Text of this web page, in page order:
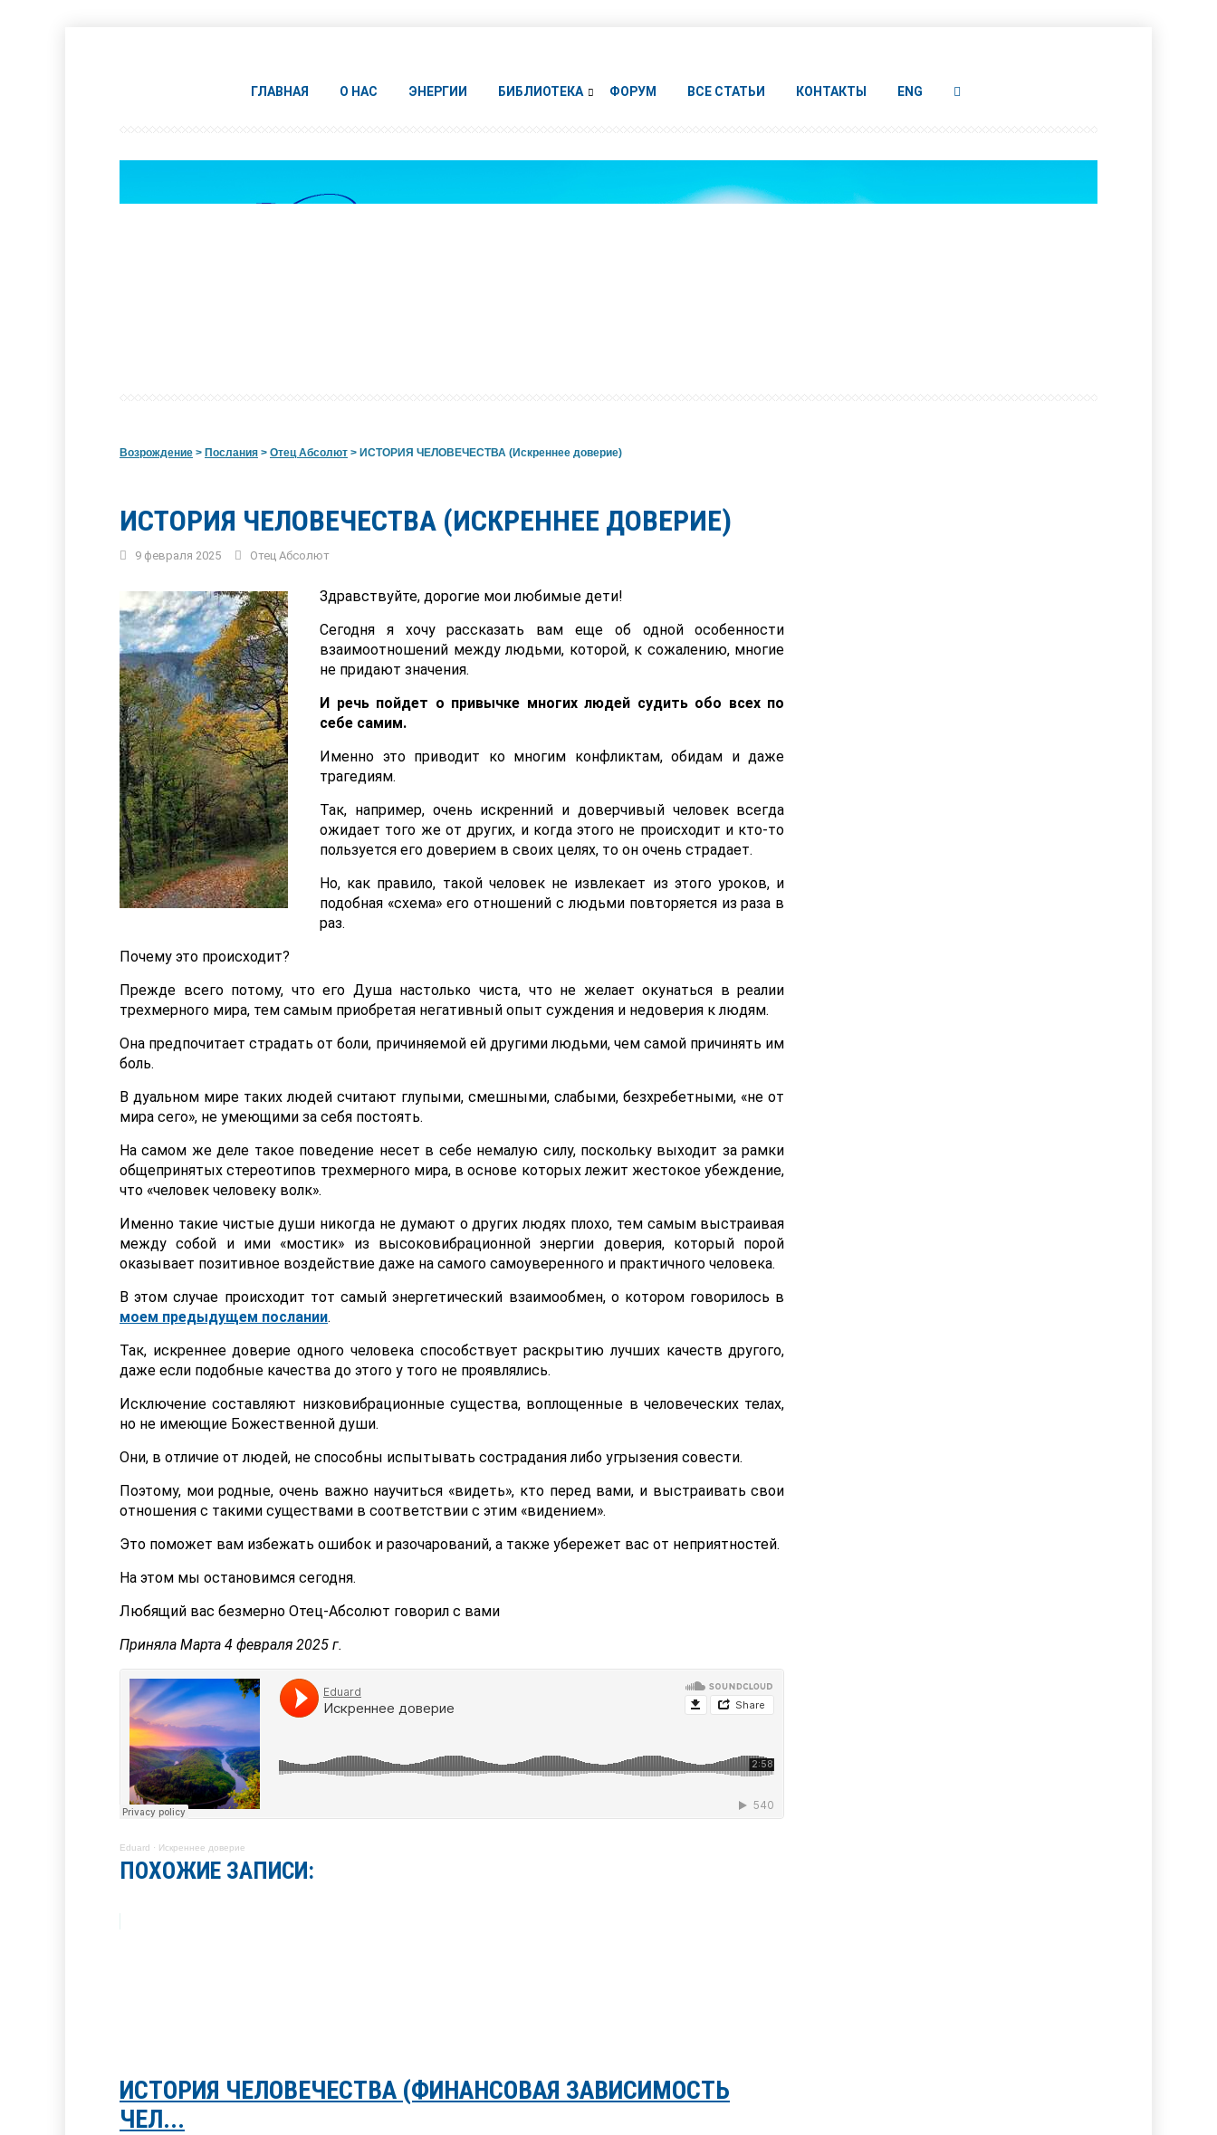
ГЛАВНАЯ О НАС ЭНЕРГИИ БИБЛИОТЕКА ФОРУМ ВСЕ СТАТЬИ КОНТАКТЫ ENG
Возрождение > Послания > Отец Абсолют > ИСТОРИЯ ЧЕЛОВЕЧЕСТВА (Искреннее доверие)
ИСТОРИЯ ЧЕЛОВЕЧЕСТВА (ИСКРЕННЕЕ ДОВЕРИЕ)
9 февраля 2025 Отец Абсолют
Здравствуйте, дорогие мои любимые дети!
Сегодня я хочу рассказать вам еще об одной особенности
взаимоотношений между людьми, которой, к сожалению, многие
не придают значения.
И речь пойдет о привычке многих людей судить обо всех по
себе самим.
Именно это приводит ко многим конфликтам, обидам и даже
трагедиям.
Так, например, очень искренний и доверчивый человек всегда
ожидает того же от других, и когда этого не происходит и кто-то
пользуется его доверием в своих целях, то он очень страдает.
Но, как правило, такой человек не извлекает из этого уроков, и
подобная «схема» его отношений с людьми повторяется из раза в
раз.
Почему это происходит?
Прежде всего потому, что его Душа настолько чиста, что не желает окунаться в реалии
трехмерного мира, тем самым приобретая негативный опыт суждения и недоверия к людям.
Она предпочитает страдать от боли, причиняемой ей другими людьми, чем самой причинять им
боль.
В дуальном мире таких людей считают глупыми, смешными, слабыми, безхребетными, «не от
мира сего», не умеющими за себя постоять.
На самом же деле такое поведение несет в себе немалую силу, поскольку выходит за рамки
общепринятых стереотипов трехмерного мира, в основе которых лежит жестокое убеждение,
что «человек человеку волк».
Именно такие чистые души никогда не думают о других людях плохо, тем самым выстраивая
между собой и ими «мостик» из высоковибрационной энергии доверия, который порой
оказывает позитивное воздействие даже на самого самоуверенного и практичного человека.
В этом случае происходит тот самый энергетический взаимообмен, о котором говорилось в
моем предыдущем послании.
Так, искреннее доверие одного человека способствует раскрытию лучших качеств другого,
даже если подобные качества до этого у того не проявлялись.
Исключение составляют низковибрационные существа, воплощенные в человеческих телах,
но не имеющие Божественной души.
Они, в отличие от людей, не способны испытывать сострадания либо угрызения совести.
Поэтому, мои родные, очень важно научиться «видеть», кто перед вами, и выстраивать свои
отношения с такими существами в соответствии с этим «видением».
Это поможет вам избежать ошибок и разочарований, а также убережет вас от неприятностей.
На этом мы остановимся сегодня.
Любящий вас безмерно Отец-Абсолют говорил с вами
Приняла Марта 4 февраля 2025 г.
Eduard · Искреннее доверие
ПОХОЖИЕ ЗАПИСИ:
ИСТОРИЯ ЧЕЛОВЕЧЕСТВА (ФИНАНСОВАЯ ЗАВИСИМОСТЬ
ЧЕЛ...